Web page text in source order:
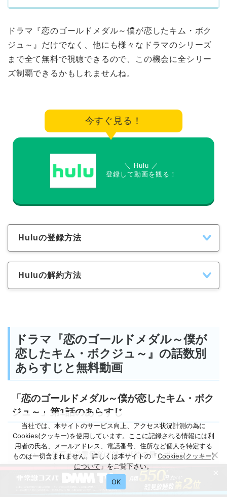
ドラマ『恋のゴールドメダル～僕が恋したキム・ボク
ジュ～』だけでなく、他にも様々なドラマのシリーズ
まで全て無料で視聴できるので、この機会に全シリー
ズ制覇できるかもしれませんね。
今すぐ見る！
＼ Hulu ／
登録して動画を観る！
Huluの登録方法
Huluの解約方法
ドラマ『恋のゴールドメダル～僕が
恋したキム・ボクジュ～』の話数別
あらすじと無料動画
「恋のゴールドメダル～僕が恋したキム・ボク
ジュ～」第1話のあらすじ
ハノル体育大学重量挙げ部の期待の星・ボクジ
ュ。一方、同じ大学の水泳部に所属するジュニョ
ンは常に練習では好タイムを出すが本番に弱かっ
た。ある日、ジュニョンが乗った自転車がボクジ
当社では、本サイトのサービス向上、アクセス状況計測の為に
Cookies(クッキー)を使用しています。ここに記録される情報には利
用者の氏名、メールアドレス、電話番号、住所など個人を特定する
ものは一切含まれません。詳しくは本サイトの「Cookies(クッキー)
について 」をご覧下さい。
OK